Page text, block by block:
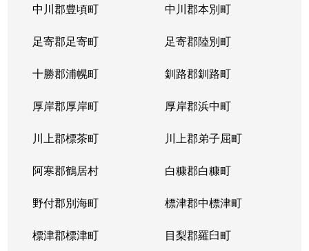
中川郡豊頃町 中川郡本別町
足寄郡足寄町 足寄郡陸別町
十勝郡浦幌町 釧路郡釧路町
厚岸郡厚岸町 厚岸郡浜中町
川上郡標茶町 川上郡弟子屈町
阿寒郡鶴居村 白糠郡白糠町
野付郡別海町 標津郡中標津町
標津郡標津町 目梨郡羅臼町